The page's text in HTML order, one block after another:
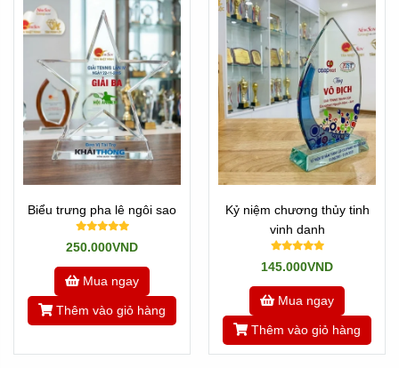
* Đặc biệt: Newsun Tân Nhật Minh - Vua Quà Việt nhận
làm hàng gấp 1 ngày có hàng.
Khi có nhu cầu gấp hãy gọi cho chúng tôi ngay nhé: Hotline
0901460008
Còn nếu không gấp thì cứ Add zalo số trên hoặc liên hệ
các bạn kinh doanh cuối trang web.
Các bạn có thể tham khảo thêm các mẫu mã khác ở đây:
ỷ niệm chương đẹp
Tham khảoVề Chúng Tôi
Hoặc quay về Trang chủ
Biểu trưng pha lê ngôi sao
250.000VND
Mua ngay
Thêm vào giỏ hàng
Kỷ niệm chương thủy tinh
vinh danh
145.000VND
Mua ngay
Thêm vào giỏ hàng